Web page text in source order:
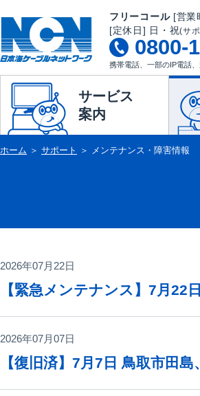
フリーコール[営業
[定休日] 日・祝(サ
0800-
携帯電話、一部のIP電話
サービス
案内
ホーム ＞ サポート ＞ メンテナンス・障害情報
2026年07月22日
【緊急メンテナンス】7月22
2026年07月07日
【復旧済】7月7日 鳥取市田